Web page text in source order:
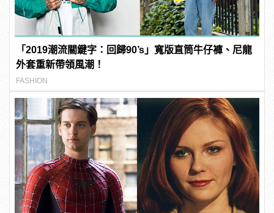
「2019潮流關鍵字：回歸90’s」寬版直筒牛仔褲、尼龍
外套重新帶領風潮！
FASHION